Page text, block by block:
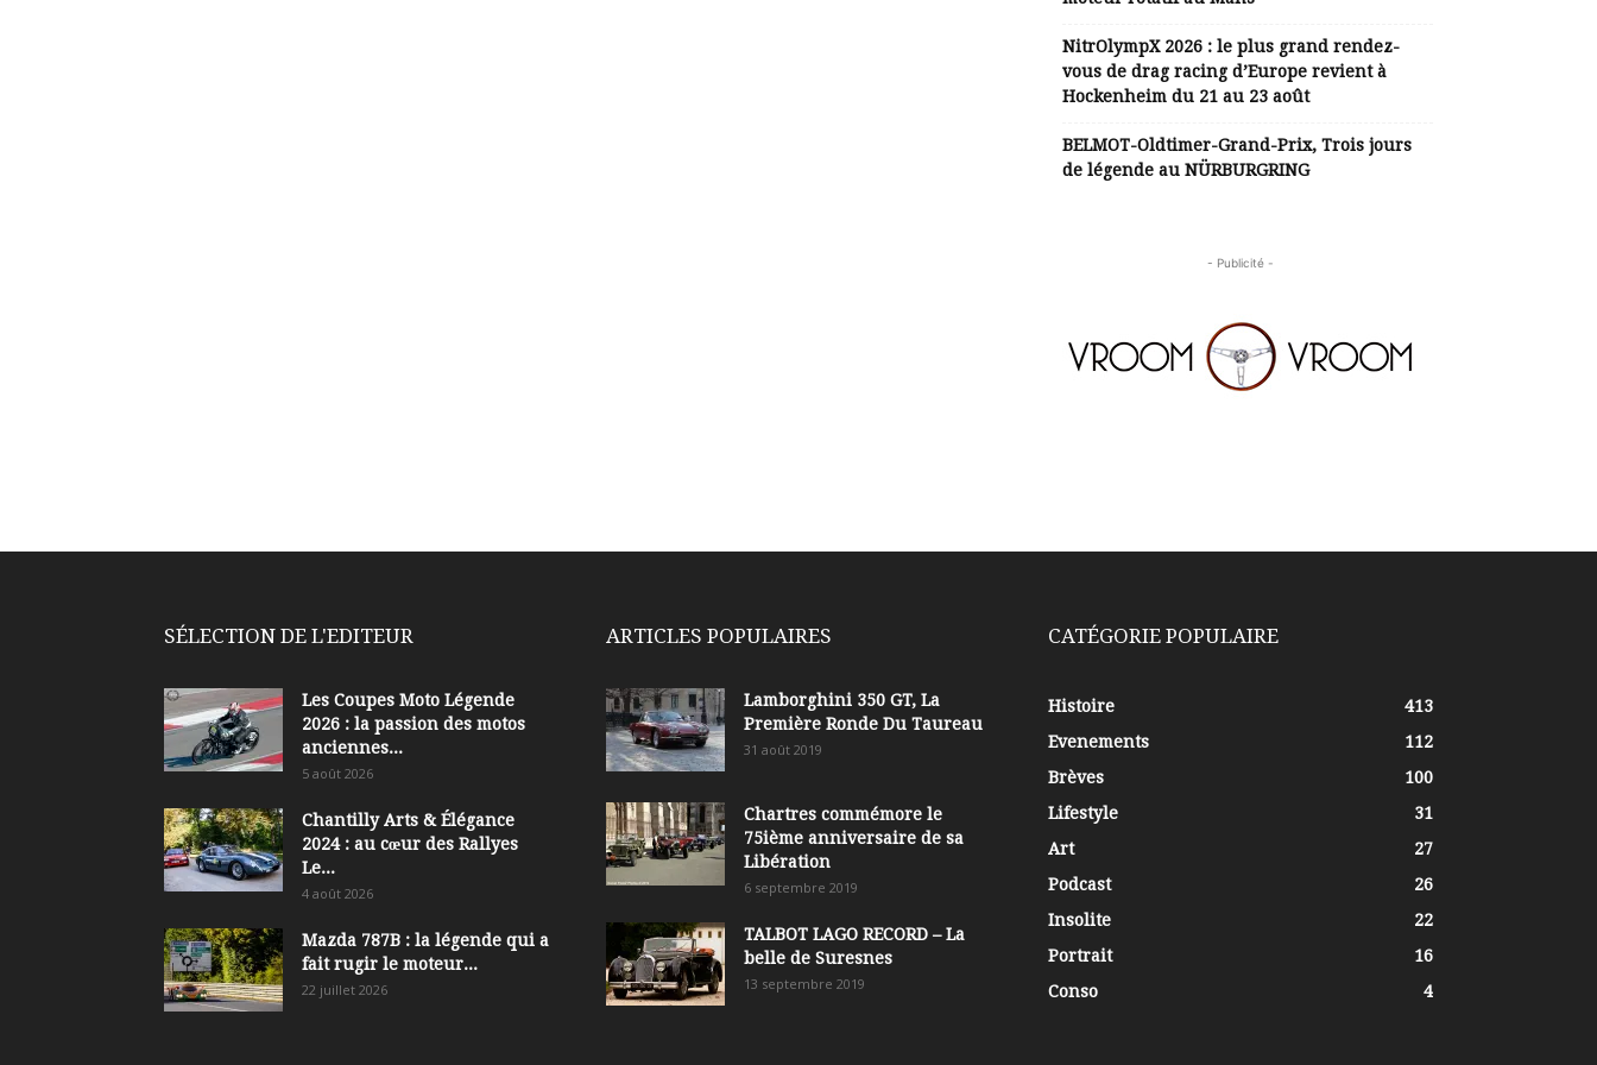
NitrOlympX 2026 : le plus grand rendez-
vous de drag racing d’Europe revient à
Hockenheim du 21 au 23 août
BELMOT-Oldtimer-Grand-Prix, Trois jours
de légende au NÜRBURGRING
- Publicité -
SÉLECTION DE L'EDITEUR
Les Coupes Moto Légende
2026 : la passion des motos
anciennes...
5 août 2026
Chantilly Arts & Élégance
2024 : au cœur des Rallyes
Le...
4 août 2026
Mazda 787B : la légende qui a
fait rugir le moteur...
22 juillet 2026
ARTICLES POPULAIRES
Lamborghini 350 GT, La
Première Ronde Du Taureau
31 août 2019
Chartres commémore le
75ième anniversaire de sa
Libération
6 septembre 2019
TALBOT LAGO RECORD – La
belle de Suresnes
13 septembre 2019
CATÉGORIE POPULAIRE
Histoire
413
Evenements
112
Brèves
100
Lifestyle
31
Art
27
Podcast
26
Insolite
22
Portrait
16
Conso
4